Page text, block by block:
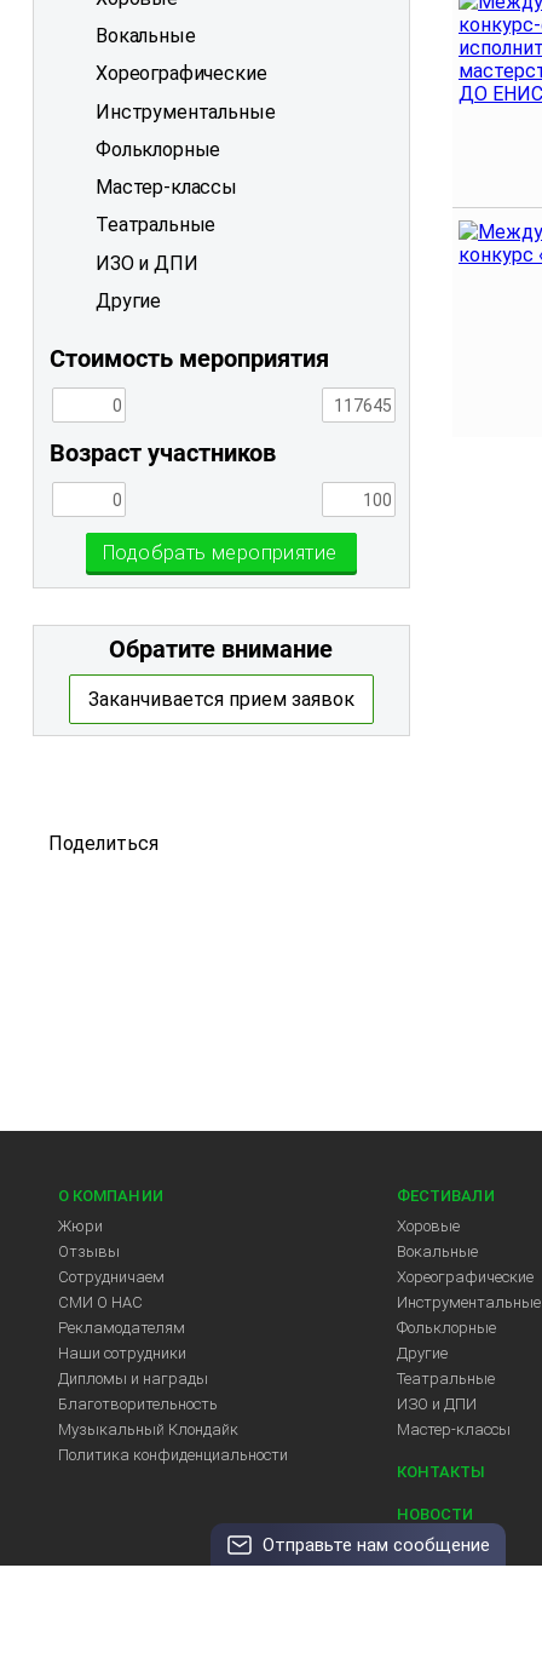
Вокальные
Хореографические
Инструментальные
Фольклорные
Мастер-классы
Театральные
ИЗО и ДПИ
Другие
Стоимость мероприятия
Возраст участников
Подобрать мероприятие
Обратите внимание
Заканчивается прием заявок
Поделиться
О КОМПАНИИ
Жюри
Отзывы
Сотрудничаем
СМИ О НАС
Рекламодателям
Наши сотрудники
Дипломы и награды
Благотворительность
Музыкальный Клондайк
Политика конфиденциальности
ФЕСТИВАЛИ
Хоровые
Вокальные
Хореографические
Инструментальные
Фольклорные
Другие
Театральные
ИЗО и ДПИ
Мастер-классы
КОНТАКТЫ
НОВОСТИ
Арт-Центр
Отправьте нам сообщение